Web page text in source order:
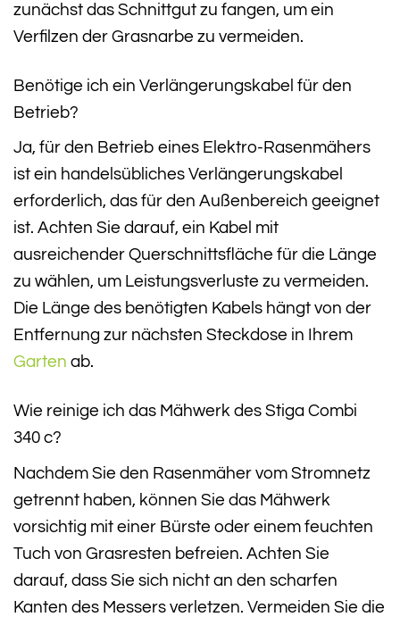
zunächst das Schnittgut zu fangen, um ein
Verfilzen der Grasnarbe zu vermeiden.
Benötige ich ein Verlängerungskabel für den
Betrieb?
Ja, für den Betrieb eines Elektro-Rasenmähers
ist ein handelsübliches Verlängerungskabel
erforderlich, das für den Außenbereich geeignet
ist. Achten Sie darauf, ein Kabel mit
ausreichender Querschnittsfläche für die Länge
zu wählen, um Leistungsverluste zu vermeiden.
Die Länge des benötigten Kabels hängt von der
Entfernung zur nächsten Steckdose in Ihrem
Garten ab.
Wie reinige ich das Mähwerk des Stiga Combi
340 c?
Nachdem Sie den Rasenmäher vom Stromnetz
getrennt haben, können Sie das Mähwerk
vorsichtig mit einer Bürste oder einem feuchten
Tuch von Grasresten befreien. Achten Sie
darauf, dass Sie sich nicht an den scharfen
Kanten des Messers verletzen. Vermeiden Sie die